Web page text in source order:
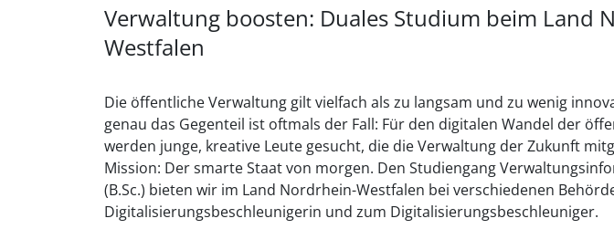
Verwaltung boosten: Duales Studium beim Land
Westfalen
Die öffentliche Verwaltung gilt vielfach als zu langsam und zu wenig
genau das Gegenteil ist oftmals der Fall: Für den digitalen Wandel der
werden junge, kreative Leute gesucht, die die Verwaltung der Zukunft
Mission: Der smarte Staat von morgen. Den Studiengang
(B.Sc.) bieten wir im Land Nordrhein-Westfalen bei verschiedenen
Digitalisierungsbeschleunigerin und zum Digitalisierungsbeschleuniger.